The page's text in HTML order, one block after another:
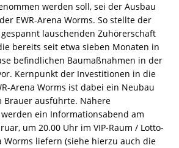
werden soll, sei der Ausbau
EWR-Arena Worms. So stellte der
lauschenden Zuhörerschaft
bereits seit etwa sieben Monaten in
befindlichen Baumaßnahmen in der
Kernpunkt der Investitionen in die
Arena Worms ist dabei ein Neubau
Brauer ausführte. Nähere
ein Informationsabend am
um 20.00 Uhr im VIP-Raum / Lotto-
Worms liefern (siehe hierzu auch die